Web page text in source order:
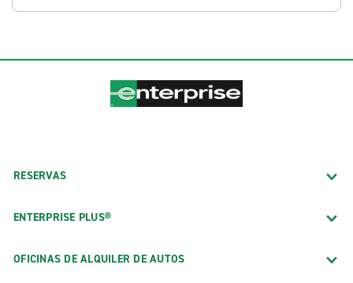
RESERVAS
ENTERPRISE PLUS®
OFICINAS DE ALQUILER DE AUTOS